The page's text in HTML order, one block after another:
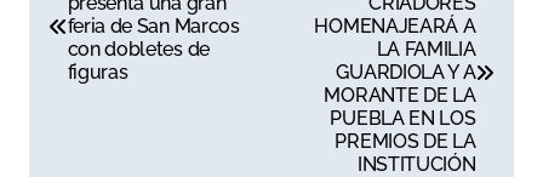
a
feria de San Marcos
con dobletes de
figuras
HOMENAJEARÁ A
LA FAMILIA
GUARDIOLA Y A
MORANTE DE LA
PUEBLA EN LOS
PREMIOS DE LA
INSTITUCIÓN